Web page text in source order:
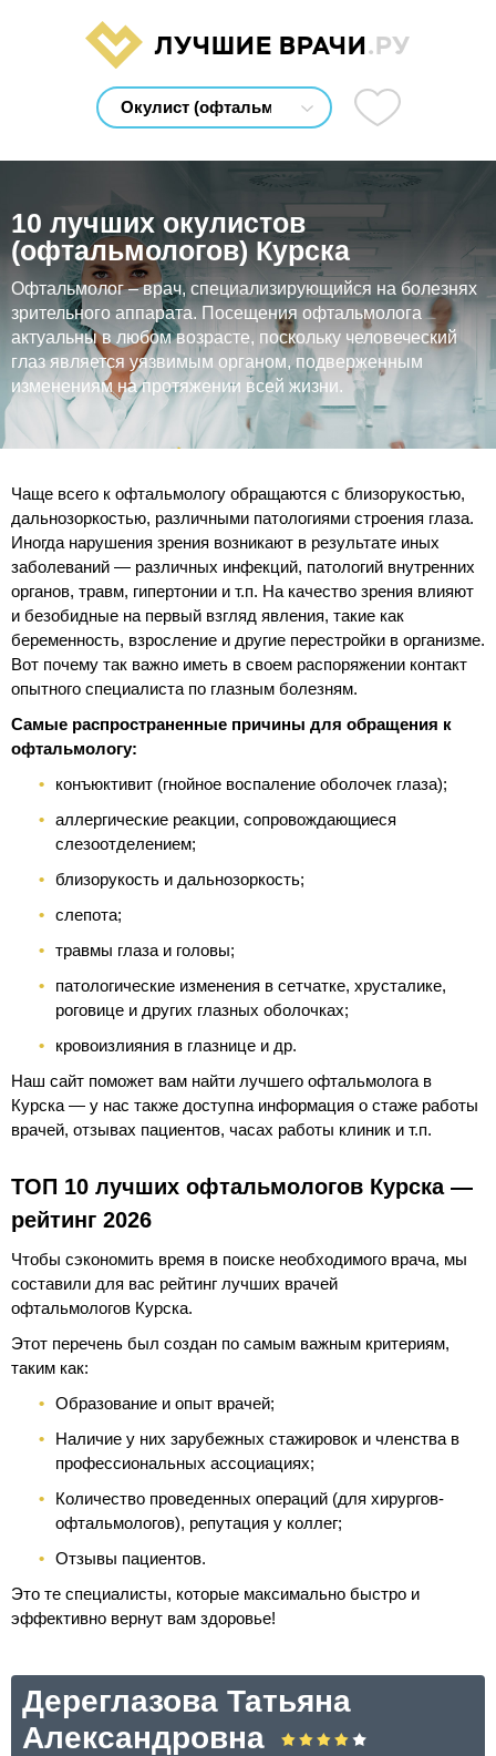
ЛУЧШИЕ ВРАЧИ.РУ
10 лучших окулистов
(офтальмологов) Курска
Офтальмолог – врач, специализирующийся на болезнях
зрительного аппарата. Посещения офтальмолога
актуальны в любом возрасте, поскольку человеческий
глаз является уязвимым органом, подверженным
изменениям на протяжении всей жизни.
Чаще всего к офтальмологу обращаются с близорукостью,
дальнозоркостью, различными патологиями строения глаза.
Иногда нарушения зрения возникают в результате иных
заболеваний — различных инфекций, патологий внутренних
органов, травм, гипертонии и т.п. На качество зрения влияют
и безобидные на первый взгляд явления, такие как
беременность, взросление и другие перестройки в организме.
Вот почему так важно иметь в своем распоряжении контакт
опытного специалиста по глазным болезням.
Самые распространенные причины для обращения к
офтальмологу:
конъюктивит (гнойное воспаление оболочек глаза);
аллергические реакции, сопровождающиеся
слезоотделением;
близорукость и дальнозоркость;
слепота;
травмы глаза и головы;
патологические изменения в сетчатке, хрусталике,
роговице и других глазных оболочках;
кровоизлияния в глазнице и др.
Наш сайт поможет вам найти лучшего офтальмолога в
Курска — у нас также доступна информация о стаже работы
врачей, отзывах пациентов, часах работы клиник и т.п.
ТОП 10 лучших офтальмологов Курска —
рейтинг 2026
Чтобы сэкономить время в поиске необходимого врача, мы
составили для вас рейтинг лучших врачей
офтальмологов Курска.
Этот перечень был создан по самым важным критериям,
таким как:
Образование и опыт врачей;
Наличие у них зарубежных стажировок и членства в
профессиональных ассоциациях;
Количество проведенных операций (для хирургов-
офтальмологов), репутация у коллег;
Отзывы пациентов.
Это те специалисты, которые максимально быстро и
эффективно вернут вам здоровье!
Дереглазова Татьяна
Александровна